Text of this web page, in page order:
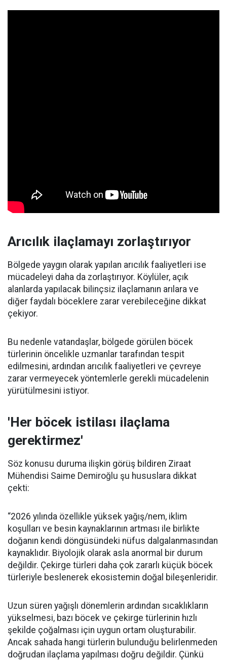
Arıcılık ilaçlamayı zorlaştırıyor
Bölgede yaygın olarak yapılan arıcılık faaliyetleri ise
mücadeleyi daha da zorlaştırıyor. Köylüler, açık
alanlarda yapılacak bilinçsiz ilaçlamanın arılara ve
diğer faydalı böceklere zarar verebileceğine dikkat
çekiyor.
Bu nedenle vatandaşlar, bölgede görülen böcek
türlerinin öncelikle uzmanlar tarafından tespit
edilmesini, ardından arıcılık faaliyetleri ve çevreye
zarar vermeyecek yöntemlerle gerekli mücadelenin
yürütülmesini istiyor.
'Her böcek istilası ilaçlama
gerektirmez'
Söz konusu duruma ilişkin görüş bildiren Ziraat
Mühendisi Saime Demiroğlu şu hususlara dikkat
çekti:
“2026 yılında özellikle yüksek yağış/nem, iklim
koşulları ve besin kaynaklarının artması ile birlikte
doğanın kendi döngüsündeki nüfus dalgalanmasından
kaynaklıdır. Biyolojik olarak asla anormal bir durum
değildir. Çekirge türleri daha çok zararlı küçük böcek
türleriyle beslenerek ekosistemin doğal bileşenleridir.
Uzun süren yağışlı dönemlerin ardından sıcaklıkların
yükselmesi, bazı böcek ve çekirge türlerinin hızlı
şekilde çoğalması için uygun ortam oluşturabilir.
Ancak sahada hangi türlerin bulunduğu belirlenmeden
doğrudan ilaçlama yapılması doğru değildir. Çünkü